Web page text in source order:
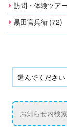
訪問・体験ツア
黒田官兵衛 (72)